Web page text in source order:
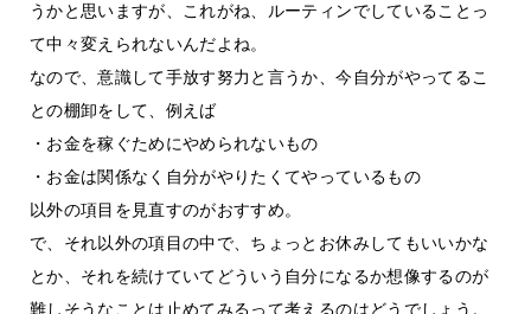
うかと思いますが、これがね、ルーティンでしていることっ
て中々変えられないんだよね。
なので、意識して手放す努力と言うか、今自分がやってるこ
との棚卸をして、例えば
・お金を稼ぐためにやめられないもの
・お金は関係なく自分がやりたくてやっているもの
以外の項目を見直すのがおすすめ。
で、それ以外の項目の中で、ちょっとお休みしてもいいかな
とか、それを続けていてどういう自分になるか想像するのが
難しそうなことは止めてみるって考えるのはどうでしょう。